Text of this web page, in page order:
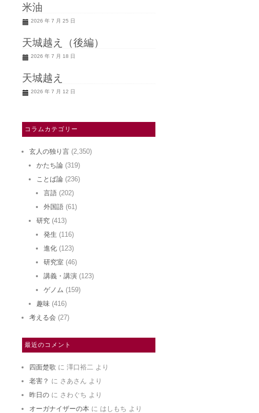
米油
2026 年 7 月 25 日
天城越え（後編）
2026 年 7 月 18 日
天城越え
2026 年 7 月 12 日
コラムカテゴリー
玄人の独り言 (2,350)
かたち論 (319)
ことば論 (236)
言語 (202)
外国語 (61)
研究 (413)
発生 (116)
進化 (123)
研究室 (46)
講義・講演 (123)
ゲノム (159)
趣味 (416)
考える会 (27)
最近のコメント
四面楚歌 に 澤口裕二 より
老害？ に さあさん より
昨日の に さわぐち より
オーガナイザーの本 に はしもち より